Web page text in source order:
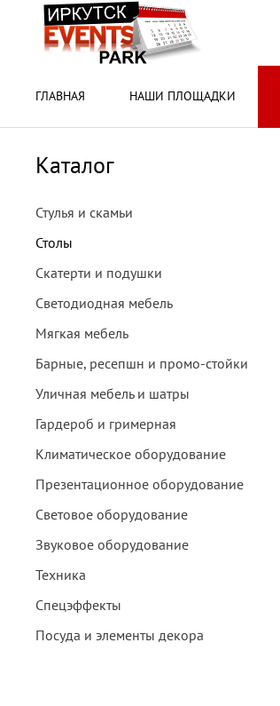
ГЛАВНАЯ НАШИ ПЛОЩАДКИ
Каталог
Стулья и скамьи
Столы
Скатерти и подушки
Светодиодная мебель
Мягкая мебель
Барные, ресепшн и промо-стойки
Уличная мебель и шатры
Гардероб и гримерная
Климатическое оборудование
Презентационное оборудование
Световое оборудование
Звуковое оборудование
Техника
Спецэффекты
Посуда и элементы декора